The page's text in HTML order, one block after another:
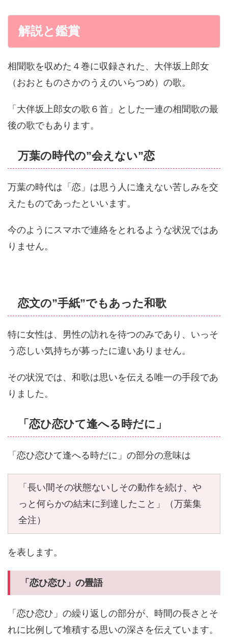
解説と鑑賞
相聞歌を収めた４巻に収録された、大伴坂上郎女
（おおとものさかのうえのいらつめ）の歌。
「大伴坂上郎女の歌６首」とした一連の相聞歌の最
後の歌でもあります。
万葉の時代の”会えない”恋
万葉の時代は「恋」は思う人に逢えない苦しみを交
えたものであったといいます。
今のようにスマホで連絡をとれるような状況ではあ
りません。
恋文の”手紙”でもあった和歌
特に女性は、男性の訪れを待つのみであり、いっそ
う恋しい気持ちが募ったに違いありません。
その状況では、和歌は思いを伝える唯一の手段であ
りました。
「恋ひ恋ひて逢へる時だに」
「恋ひ恋ひて逢へる時だに」の部分の意味は
「長い間その状態ないしその動作を続け、や
っと何らかの結末に到達したこと」（万葉集
全注）
を表します。
「恋ひ恋ひ」の畳語
「恋ひ恋ひ」の繰り返しの部分が、時間の長さとそ
れに比例して堆積する思いの深さを伝えています。